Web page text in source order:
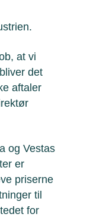
at vi
det
aftaler
og Vestas
er
priserne
til
for